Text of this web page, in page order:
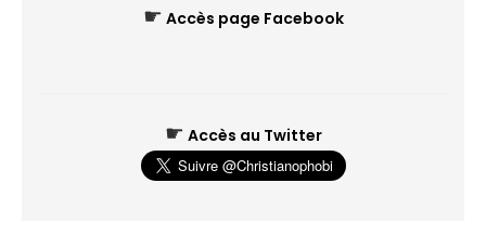
☛ Accès page Facebook
☛ Accès au Twitter